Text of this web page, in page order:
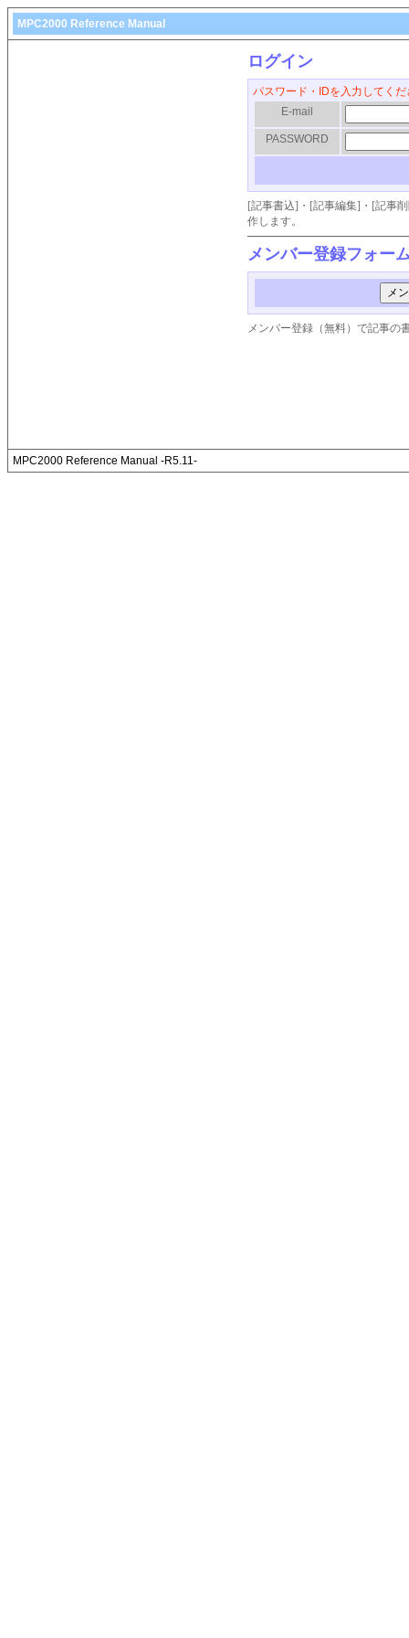
MPC2000 Reference Manual
ログイン
パスワード・IDを入力してくだ
E-mail
PASSWORD
[記事書込]・[記事編集]・[記事
作します。
メンバー登録フォー
メンバー登録（無料）で記事の
MPC2000 Reference Manual -R5.11-